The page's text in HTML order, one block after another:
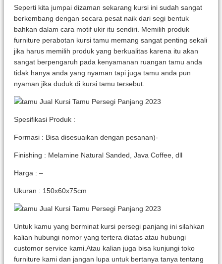
Seperti kita jumpai dizaman sekarang kursi ini sudah sangat
berkembang dengan secara pesat naik dari segi bentuk
bahkan dalam cara motif ukir itu sendiri. Memilih produk
furniture perabotan kursi tamu memang sangat penting sekali
jika harus memilih produk yang berkualitas karena itu akan
sangat berpengaruh pada kenyamanan ruangan tamu anda
tidak hanya anda yang nyaman tapi juga tamu anda pun
nyaman jika duduk di kursi tamu tersebut.
Spesifikasi Produk :
Formasi : Bisa disesuaikan dengan pesanan)-
Finishing : Melamine Natural Sanded, Java Coffee, dll
Harga : –
Ukuran : 150x60x75cm
Untuk kamu yang berminat kursi persegi panjang ini silahkan
kalian hubungi nomor yang tertera diatas atau hubungi
customor service kami.Atau kalian juga bisa kunjungi toko
furniture kami dan jangan lupa untuk bertanya tanya tentang